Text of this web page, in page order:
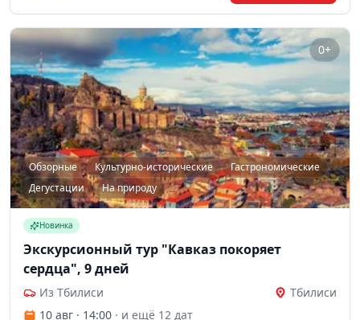
0+
Обзорные Культурно-исторические
Гастрономические
Дегустации
На природу
Новинка
Экскурсионный тур "Кавказ покоряет
сердца", 9 дней
Из Тбилиси
Тбилиси
10 авг · 14:00 · и ещё 12 дат